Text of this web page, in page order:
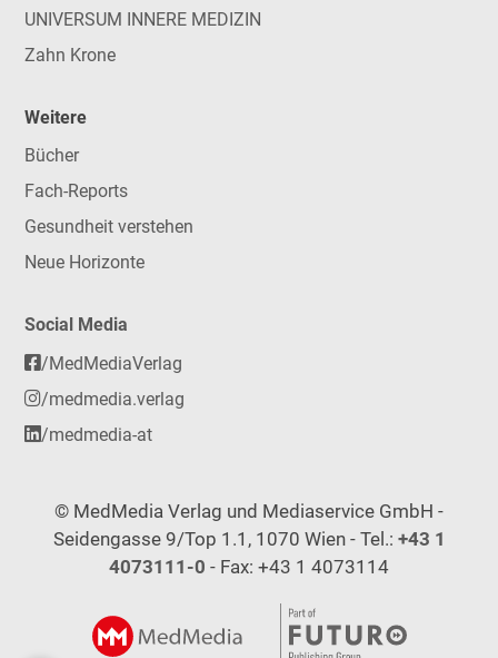
UNIVERSUM INNERE MEDIZIN
Zahn Krone
Weitere
Bücher
Fach-Reports
Gesundheit verstehen
Neue Horizonte
Social Media
/MedMediaVerlag
/medmedia.verlag
/medmedia-at
© MedMedia Verlag und Mediaservice GmbH -
Seidengasse 9/Top 1.1, 1070 Wien - Tel.: +43 1
4073111-0 - Fax: +43 1 4073114